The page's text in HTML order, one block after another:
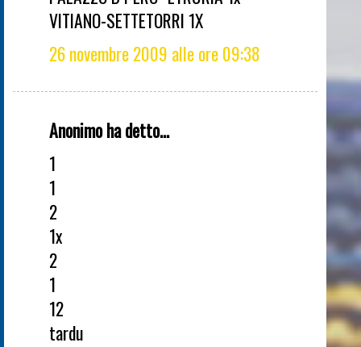
VITIANO-SETTETORRI 1X
26 novembre 2009 alle ore 09:38
Anonimo ha detto...
1
1
2
1x
2
1
12
tardu